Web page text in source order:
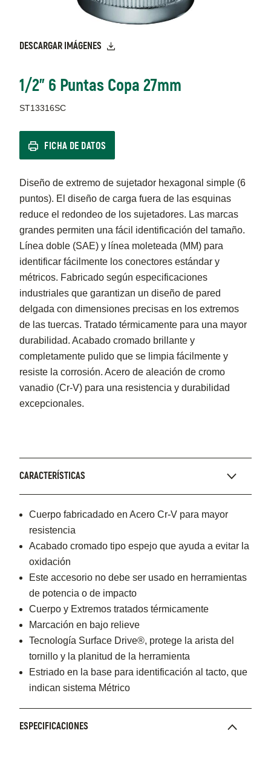
DESCARGAR IMÁGENES
1/2" 6 Puntas Copa 27mm
ST13316SC
FICHA DE DATOS
Diseño de extremo de sujetador hexagonal simple (6
puntos). El diseño de carga fuera de las esquinas
reduce el redondeo de los sujetadores. Las marcas
grandes permiten una fácil identificación del tamaño.
Línea doble (SAE) y línea moleteada (MM) para
identificar fácilmente los conectores estándar y
métricos. Fabricado según especificaciones
industriales que garantizan un diseño de pared
delgada con dimensiones precisas en los extremos
de las tuercas. Tratado térmicamente para una mayor
durabilidad. Acabado cromado brillante y
completamente pulido que se limpia fácilmente y
resiste la corrosión. Acero de aleación de cromo
vanadio (Cr-V) para una resistencia y durabilidad
excepcionales.
CARACTERÍSTICAS
Cuerpo fabricadado en Acero Cr-V para mayor
resistencia
Acabado cromado tipo espejo que ayuda a evitar la
oxidación
Este accesorio no debe ser usado en herramientas
de potencia o de impacto
Cuerpo y Extremos tratados térmicamente
Marcación en bajo relieve
Tecnología Surface Drive®, protege la arista del
tornillo y la planitud de la herramienta
Estriado en la base para identificación al tacto, que
indican sistema Métrico
ESPECIFICACIONES